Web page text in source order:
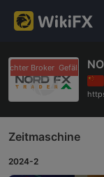
Broker Gefälschter
Zeitmaschine
2024-2